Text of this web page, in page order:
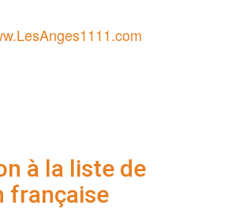
à la liste de
française